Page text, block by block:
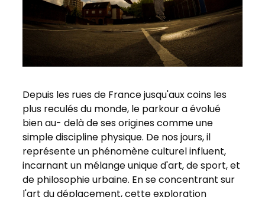
Depuis les rues de France jusqu'aux coins les
plus reculés du monde, le parkour a évolué
bien au- delà de ses origines comme une
simple discipline physique. De nos jours, il
représente un phénomène culturel influent,
incarnant un mélange unique d'art, de sport, et
de philosophie urbaine. En se concentrant sur
l'art du déplacement, cette exploration